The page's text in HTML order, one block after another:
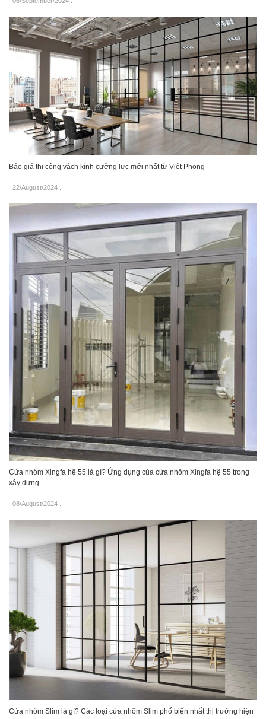
Báo giá thi công vách kính cưởng lực mới nhất từ Việt Phong
22/August/2024
Cửa nhôm Xingfa hệ 55 là gì? Ứng dụng của cửa nhôm Xingfa hệ 55 trong
xây dựng
08/August/2024
Cửa nhôm Slim là gì? Các loại cửa nhôm Slim phổ biến nhất thị trường hiện